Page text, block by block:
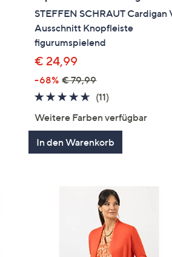
STEFFEN SCHRAUT Cardigan
Ausschnitt Knopfleiste
figurumspielend
€ 24,99
-68% € 79,99
4.5
5
(11)
Weitere Farben verfügbar
In den Warenkorb